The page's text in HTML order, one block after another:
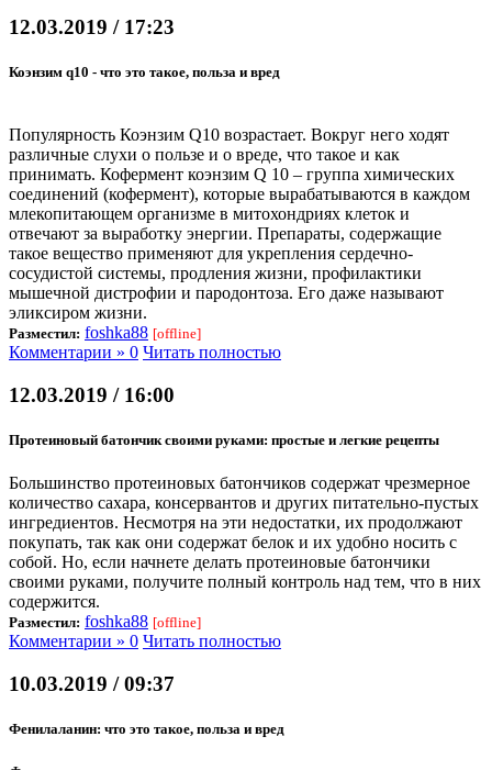
12.03.2019 / 17:23
Коэнзим q10 - что это такое, польза и вред
Популярность Коэнзим Q10 возрастает. Вокруг него ходят
различные слухи о пользе и о вреде, что такое и как
принимать. Кофермент коэнзим Q 10 – группа химических
соединений (кофермент), которые вырабатываются в каждом
млекопитающем организме в митохондриях клеток и
отвечают за выработку энергии. Препараты, содержащие
такое вещество применяют для укрепления сердечно-
сосудистой системы, продления жизни, профилактики
мышечной дистрофии и пародонтоза. Его даже называют
эликсиром жизни.
Разместил: foshka88 [offline]
Комментарии » 0 Читать полностью
12.03.2019 / 16:00
Протеиновый батончик своими руками: простые и легкие рецепты
Большинство протеиновых батончиков содержат чрезмерное
количество сахара, консервантов и других питательно-пустых
ингредиентов. Несмотря на эти недостатки, их продолжают
покупать, так как они содержат белок и их удобно носить с
собой. Но, если начнете делать протеиновые батончики
своими руками, получите полный контроль над тем, что в них
содержится.
Разместил: foshka88 [offline]
Комментарии » 0 Читать полностью
10.03.2019 / 09:37
Фенилаланин: что это такое, польза и вред